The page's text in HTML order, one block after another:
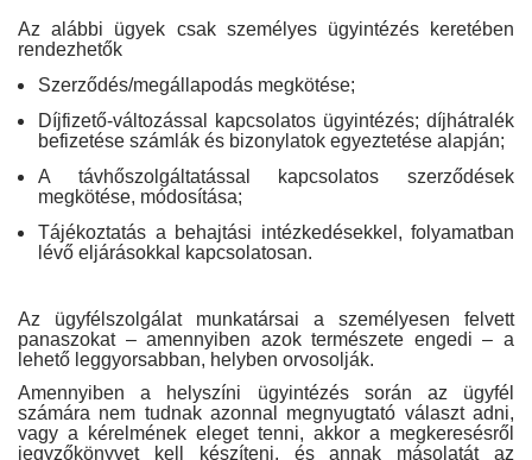
Az alábbi ügyek csak személyes ügyintézés keretében
rendezhetők
Szerződés/megállapodás megkötése;
Díjfizető-változással kapcsolatos ügyintézés; díjhátralék
befizetése számlák és bizonylatok egyeztetése alapján;
A távhőszolgáltatással kapcsolatos szerződések
megkötése, módosítása;
Tájékoztatás a behajtási intézkedésekkel, folyamatban
lévő eljárásokkal kapcsolatosan.
Az ügyfélszolgálat munkatársai a személyesen felvett
panaszokat – amennyiben azok természete engedi – a
lehető leggyorsabban, helyben orvosolják.
Amennyiben a helyszíni ügyintézés során az ügyfél
számára nem tudnak azonnal megnyugtató választ adni,
vagy a kérelmének eleget tenni, akkor a megkeresésről
jegyzőkönyvet kell készíteni, és annak másolatát az